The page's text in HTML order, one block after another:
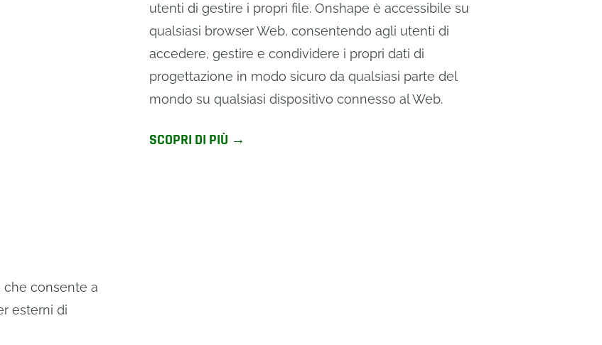
utenti di gestire i propri file. Onshape è accessibile su
qualsiasi browser Web, consentendo agli utenti di
accedere, gestire e condividere i propri dati di
progettazione in modo sicuro da qualsiasi parte del
mondo su qualsiasi dispositivo connesso al Web.
SCOPRI DI PIÙ →
consente a
esterni di